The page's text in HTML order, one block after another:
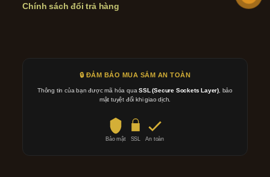
Chính sách đổi trả hàng
🔒 ĐẢM BẢO MUA SẮM AN TOÀN
Thông tin của bạn được mã hóa quaSSL (Secure Sockets Layer) , bảo
mật tuyệt đối khi giao dịch.
Bảo mật SSL An toàn